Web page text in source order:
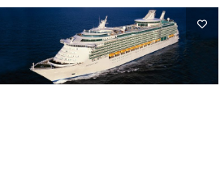
Kabine mit Meerblick
Meerblickkabine für 4 garantiert-[YQ]